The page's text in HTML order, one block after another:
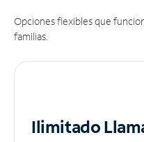
Opciones flexibles que
familias.
Ilimitado